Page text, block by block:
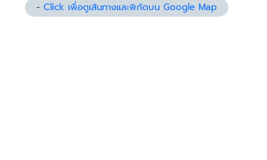
-Click เพื่อดูเส้นทางและพิกัดบน Google Map